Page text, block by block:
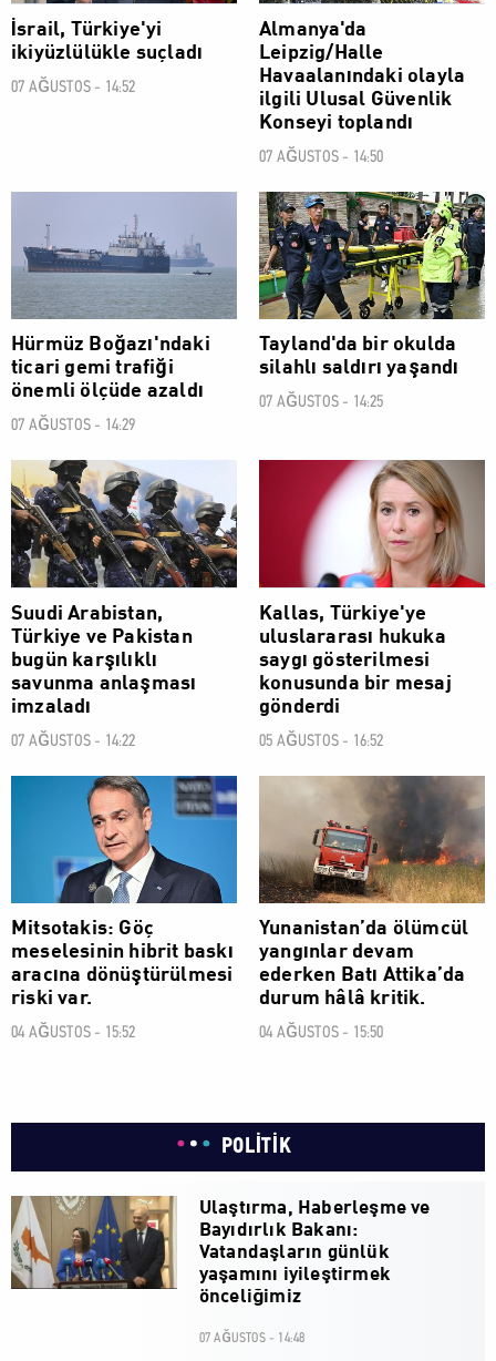
İsrail, Türkiye'yi
ikiyüzlülükle suçladı
07 AĞUSTOS - 14:52
Almanya'da
Leipzig/Halle
Havaalanındaki olayla
ilgili Ulusal Güvenlik
Konseyi toplandı
07 AĞUSTOS - 14:50
Hürmüz Boğazı'ndaki
ticari gemi trafiği
önemli ölçüde azaldı
07 AĞUSTOS - 14:29
DÜNYA
Tayland'da bir okulda
silahlı saldırı yaşandı
07 AĞUSTOS - 14:25
Suudi Arabistan,
Türkiye ve Pakistan
bugün karşılıklı
savunma anlaşması
imzaladı
07 AĞUSTOS - 14:22
DÜNYA
Kallas, Türkiye'ye
uluslararası hukuka
saygı gösterilmesi
konusunda bir mesaj
gönderdi
05 AĞUSTOS - 16:52
DÜNYA
Mitsotakis: Göç
meselesinin hibrit baskı
aracına dönüştürülmesi
riski var.
04 AĞUSTOS - 15:52
Yunanistan’da ölümcül
yangınlar devam
ederken Batı Attika’da
durum hâlâ kritik.
04 AĞUSTOS - 15:50
POLİTİK
Ulaştırma, Haberleşme ve
Bayıdırlık Bakanı:
Vatandaşların günlük
yaşamını iyileştirmek
önceliğimiz
07 AĞUSTOS - 14:48